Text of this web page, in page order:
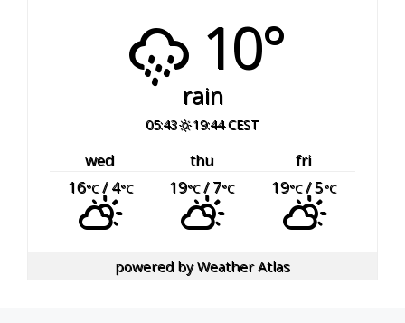
10°
rain
05:43 19:44 CEST
wed thu
fri
16°C/ 4°C 19°C/ 7°C 19°C/ 5°C
powered byWeather Atlas